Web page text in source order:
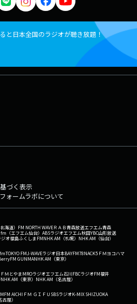
と日本全国のラジオが聴き放題！
づく表示
ォームラボについて
海道） FM NORTH WAVEＲＡＢ青森放送エフエム青森
（エフエム仙台） ABSラジオエフエム秋田YBC山形放送
ジオ福島ふくしまFMNHK AM（札幌） NHK AM（仙台）
TOKYO FMJ-WAVEラジオ日本BAYFM78NACK5 ＦＭヨコハマ
FM GUNMANHK AM（東京）
ＦＭとやまMROラジオエフエム石川FBCラジオFM福井
NHK AM（東京） NHK AM（名古屋）
FM AICHI ＦＭ ＧＩＦＵ SBSラジオK-MIX SHIZUOKA
屋）